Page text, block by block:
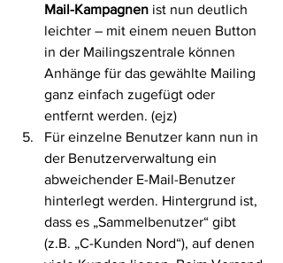
Mail-Kampagnen ist nun deutlich
leichter – mit einem neuen Button
in der Mailingszentrale können
Anhänge für das gewählte Mailing
ganz einfach zugefügt oder
entfernt werden. (ejz)
Für einzelne Benutzer kann nun in
der Benutzerverwaltung ein
abweichender E-Mail-Benutzer
hinterlegt werden. Hintergrund ist,
dass es „Sammelbenutzer“ gibt
(z.B. „C-Kunden Nord“), auf denen